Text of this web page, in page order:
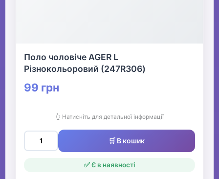
Поло чоловіче AGER L
Різнокольоровий (247R306)
99 грн
👆 Натисніть для детальної інформації
🛒 В кошик
✅ Є в наявності